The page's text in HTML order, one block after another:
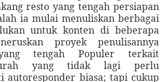
resto yang tengah persiapan
ia mulai menuliskan berbagai
untuk konten di beberapa
proyek penulisannya
tengah Populer terkait
yang tidak lagi perlu
autoresponder biasa; tapi cukup